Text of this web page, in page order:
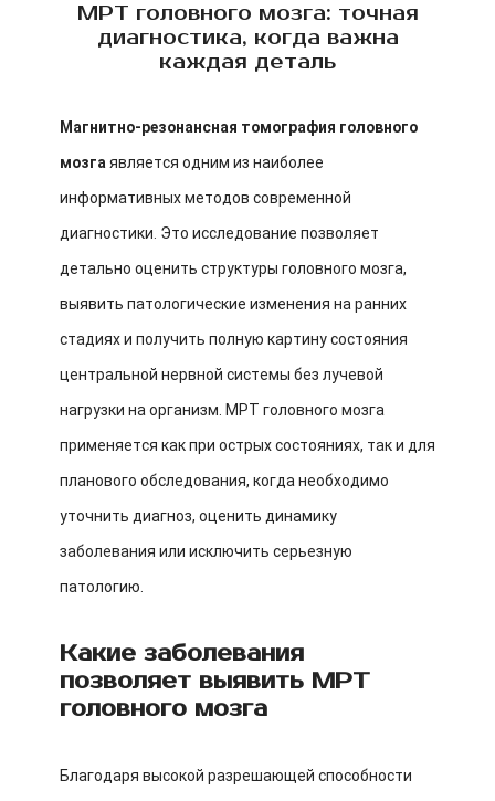
МРТ головного мозга: точная
диагностика, когда важна
каждая деталь
Магнитно-резонансная томография головного
мозга является одним из наиболее
информативных методов современной
диагностики. Это исследование позволяет
детально оценить структуры головного мозга,
выявить патологические изменения на ранних
стадиях и получить полную картину состояния
центральной нервной системы без лучевой
нагрузки на организм. МРТ головного мозга
применяется как при острых состояниях, так и для
планового обследования, когда необходимо
уточнить диагноз, оценить динамику
заболевания или исключить серьезную
патологию.
Какие заболевания
позволяет выявить МРТ
головного мозга
Благодаря высокой разрешающей способности